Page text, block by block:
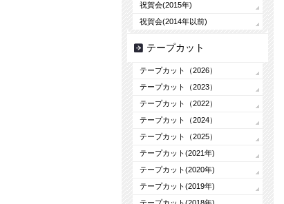
祝賀会(2015年)
祝賀会(2014年以前)
テープカット
テープカット（2026）
テープカット（2023）
テープカット（2022）
テープカット（2024）
テープカット（2025）
テープカット(2021年)
テープカット(2020年)
テープカット(2019年)